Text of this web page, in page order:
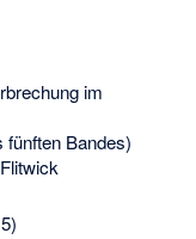
im
fünften Bandes)